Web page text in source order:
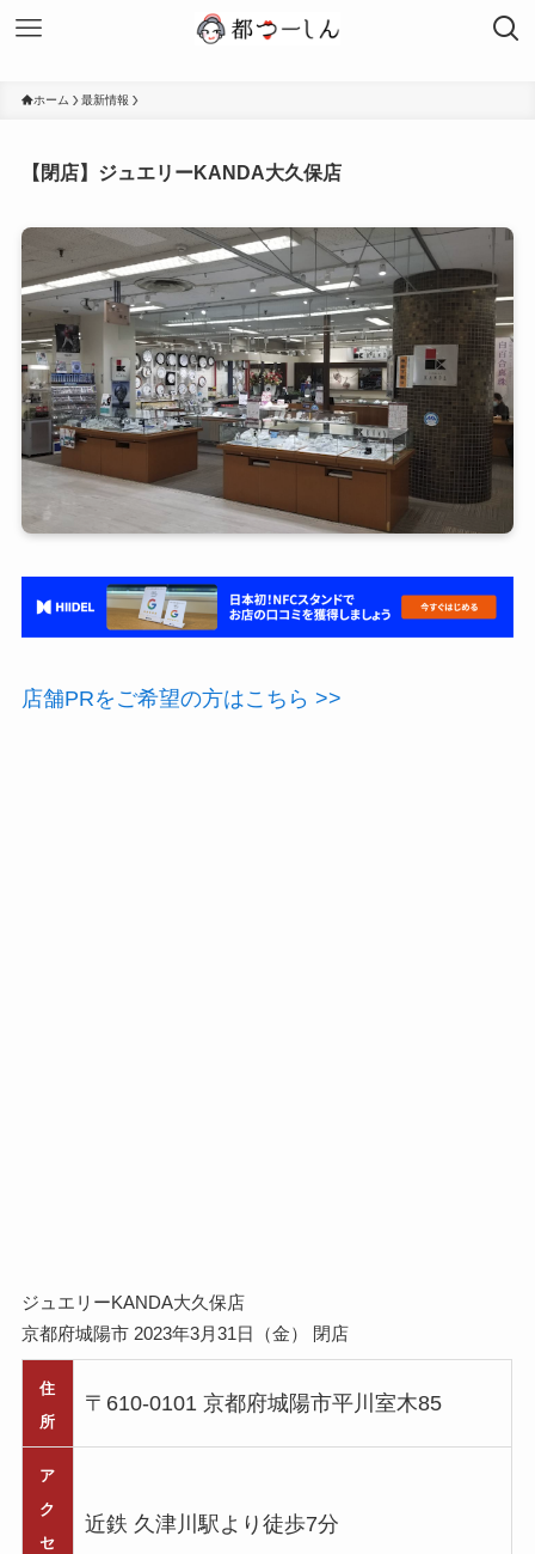
ホーム 最新情報
【閉店】ジュエリーKANDA大久保店
店舗PRをご希望の方はこちら >>
ジュエリーKANDA大久保店
京都府城陽市 2023年3月31日（金） 閉店
住
所
〒610-0101 京都府城陽市平川室木85
ア
ク
セ
近鉄 久津川駅より徒歩7分